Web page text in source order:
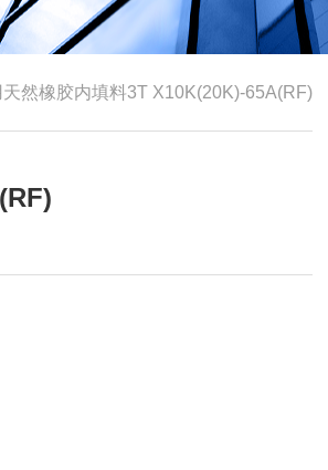
天然橡胶内填料3T X10K(20K)-65A(RF)